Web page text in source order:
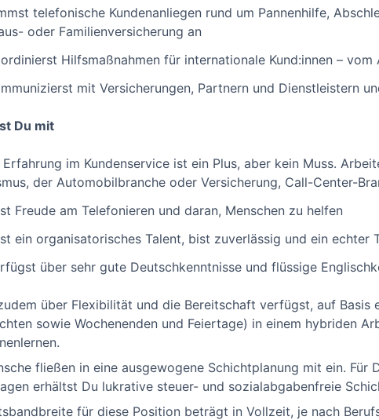
telefonische Kundenanliegen rund um Pannenhilfe,
oder Familienversicherung an
Hilfsmaßnahmen für internationale Kund:innen –
mit Versicherungen, Partnern und Dienstleistern
Du mit
Erfahrung im Kundenservice ist ein Plus, aber kein Muss.
der Automobilbranche oder Versicherung, Call-Center-
Freude am Telefonieren und daran, Menschen zu helfen
ein organisatorisches Talent, bist zuverlässig und ein echter
über sehr gute Deutschkenntnisse und flüssige
über Flexibilität und die Bereitschaft verfügst, auf Basis
sowie Wochenenden und Feiertage) in einem hybriden
fließen in eine ausgewogene Schichtplanung mit ein.
erhältst Du lukrative steuer- und sozialabgabenfreie
für diese Position beträgt in Vollzeit, je nach